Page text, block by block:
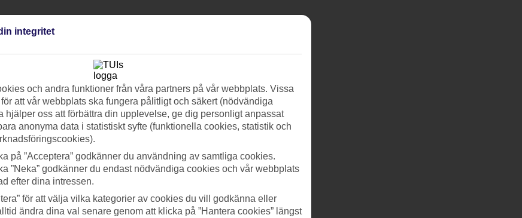
integritet
och andra funktioner från våra partners på vår webbplats. Vissa
att vår webbplats ska fungera pålitligt och säkert (nödvändiga
hjälper oss att förbättra din upplevelse, ge dig personligt anpassat
anonyma data i statistiskt syfte (funktionella cookies, statistik och
på ”Acceptera” godkänner du användning av samtliga cookies.
”Neka” godkänner du endast nödvändiga cookies och vår webbplats
efter dina intressen.
för att välja vilka kategorier av cookies du vill godkänna eller
ändra dina val senare genom att klicka på ”Hantera cookies” längst